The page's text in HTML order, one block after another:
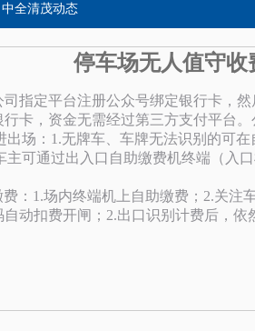
中全清茂动态
停车场无人值守收
指定平台注册公众号绑定银行卡，
卡，资金无需经过第三方支付平台
场：1.无牌车、车牌无法识别的可
可通过出入口自助缴费机终端（入
：1.场内终端机上自助缴费；2.关
动扣费开闸；2.出口识别计费后，依